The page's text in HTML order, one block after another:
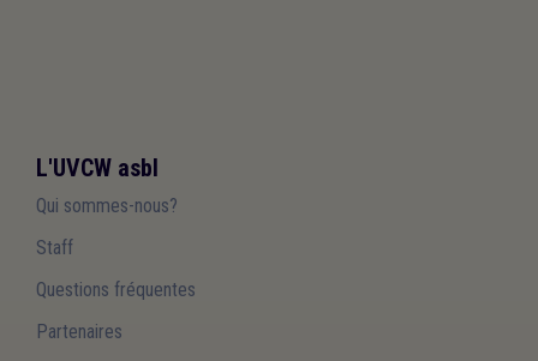
L'UVCW asbl
Qui sommes-nous?
Staff
Questions fréquentes
Partenaires